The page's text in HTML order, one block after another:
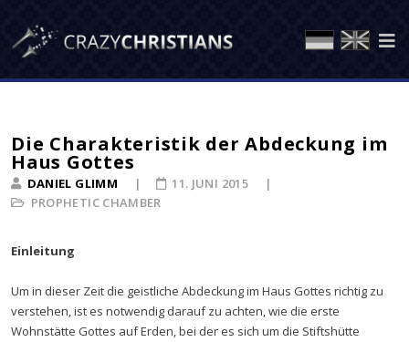
Die Charakteristik der Abdeckung im
Haus Gottes
DANIEL GLIMM
PROPHETIC CHAMBER
11. JUNI 2015
Einleitung
Um in dieser Zeit die geistliche Abdeckung im Haus Gottes richtig zu
verstehen, ist es notwendig darauf zu achten, wie die erste
Wohnstätte Gottes auf Erden, bei der es sich um die Stiftshütte